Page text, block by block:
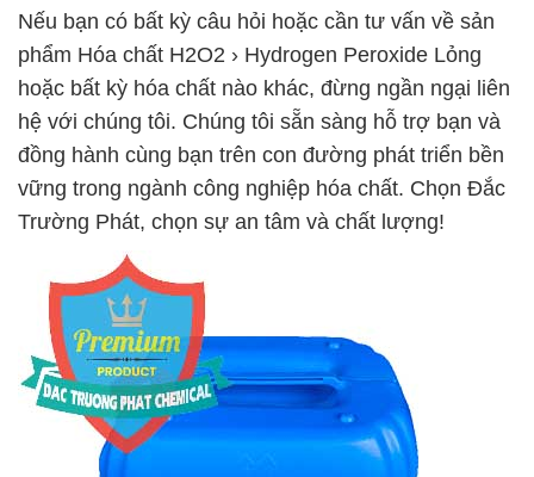
Nếu bạn có bất kỳ câu hỏi hoặc cần tư vấn về sản
phẩm Hóa chất H2O2 › Hydrogen Peroxide Lỏng
hoặc bất kỳ hóa chất nào khác, đừng ngần ngại liên
hệ với chúng tôi. Chúng tôi sẵn sàng hỗ trợ bạn và
đồng hành cùng bạn trên con đường phát triển bền
vững trong ngành công nghiệp hóa chất. Chọn Đắc
Trường Phát, chọn sự an tâm và chất lượng!